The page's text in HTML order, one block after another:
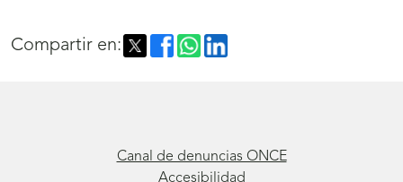
Compartir en:
Canal de denuncias ONCE
Accesibilidad